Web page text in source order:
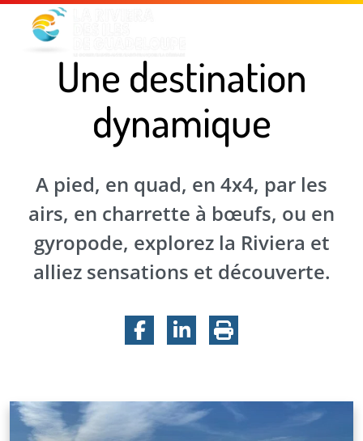
Menu principal
Contenu principal
Pied de page
Une destination
dynamique
A pied, en quad, en 4x4, par les
airs, en charrette à bœufs, ou en
gyropode, explorez la Riviera et
alliez sensations et découverte.
Facebook
LinkedInImprimer la